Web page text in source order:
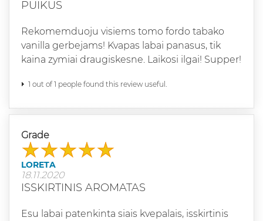
PUIKUS
Rekomemduoju visiems tomo fordo tabako
vanilla gerbejams! Kvapas labai panasus, tik
kaina zymiai draugiskesne. Laikosi ilgai! Supper!
1 out of 1 people found this review useful.
Grade
LORETA
18.11.2020
ISSKIRTINIS AROMATAS
Esu labai patenkinta siais kvepalais, isskirtinis